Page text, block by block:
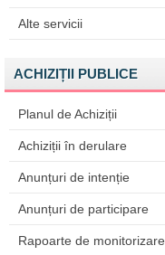
Alte servicii
ACHIZIȚII PUBLICE
Planul de Achiziții
Achiziții în derulare
Anunțuri de intenție
Anunțuri de participare
Rapoarte de monitorizare